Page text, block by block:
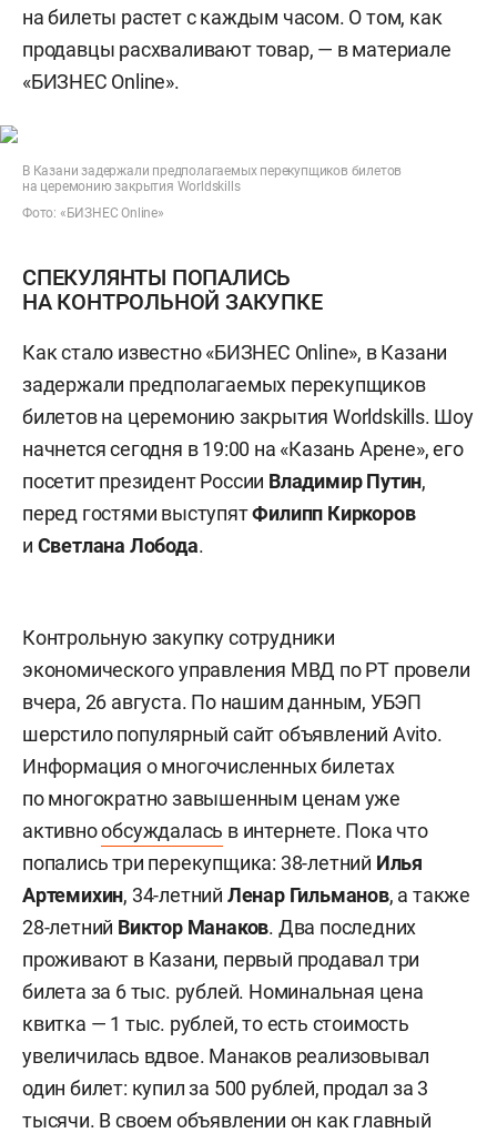
на билеты растет с каждым часом. О том, как
продавцы расхваливают товар, — в материале
«БИЗНЕС Online».
В Казани задержали предполагаемых перекупщиков билетов
на церемонию закрытия Worldskills
Фото: «БИЗНЕС Online»
СПЕКУЛЯНТЫ ПОПАЛИСЬ
НА КОНТРОЛЬНОЙ ЗАКУПКЕ
Как стало известно «БИЗНЕС Online», в Казани
задержали предполагаемых перекупщиков
билетов на церемонию закрытия Worldskills. Шоу
начнется сегодня в 19:00 на «Казань Арене», его
посетит президент России Владимир Путин,
перед гостями выступятФилипп Киркоров
и Светлана Лобода.
Контрольную закупку сотрудники
экономического управления МВД по РТ провели
вчера, 26 августа. По нашим данным, УБЭП
шерстило популярный сайт объявлений Avito.
Информация о многочисленных билетах
по многократно завышенным ценам уже
активнообсуждалась в интернете. Пока что
попались три перекупщика: 38-летний Илья
Артемихин, 34-летний Ленар Гильманов, а также
28-летний Виктор Манаков. Два последних
проживают в Казани, первый продавал три
билета за 6 тыс. рублей. Номинальная цена
квитка — 1 тыс. рублей, то есть стоимость
увеличилась вдвое. Манаков реализовывал
один билет: купил за 500 рублей, продал за 3
тысячи. В своем объявлении он как главный